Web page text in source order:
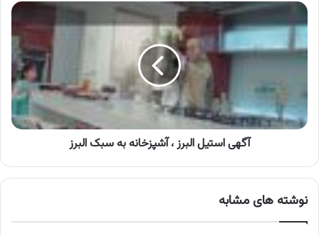
آگهی
استیل
البرز
،
آشپزخانه
سبک
البرز
آگهی استیل البرز ، آشپزخانه به سبک البرز
نوشته های مشابه